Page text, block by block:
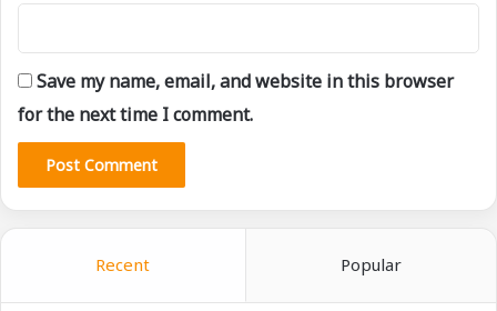
Save my name, email, and website in this browser
for the next time I comment.
Recent Popular